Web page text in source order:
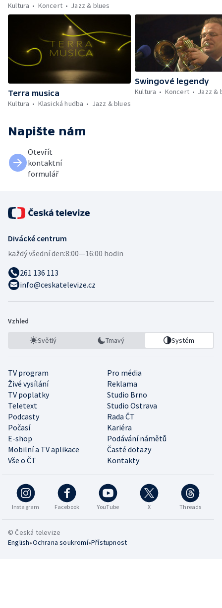
Kultura
Koncert Jazz & blues
Terra musica
Kultura
Klasická hudba Jazz & blues
Swingové legendy
Kultura
Koncert Jazz &
Napište nám
Otevřít
kontaktní
formulář
Divácké centrum
každý všední den:8:00—16:00 hodin
261 136 113
info@ceskatelevize.cz
Vzhled
Světlý Tmavý Systém
TV program
Pro média
Živé vysílání
Reklama
TV poplatky
Studio Brno
Teletext
Studio Ostrava
Podcasty
Rada ČT
Počasí
Kariéra
E-shop
Podávání námětů
Mobilní a TV aplikace
Časté dotazy
Vše o ČT
Kontakty
Instagram Facebook YouTube X Threads
© Česká televize
English•Ochrana soukromí•Přístupnost